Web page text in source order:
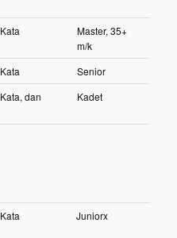
Kata
Master, 35+
m/k
Kata
Senior
Kata, dan Kadet
Kata Juniorx